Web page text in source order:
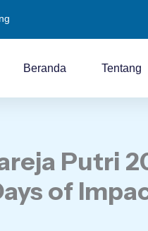
Beranda Tentang
Putri
of